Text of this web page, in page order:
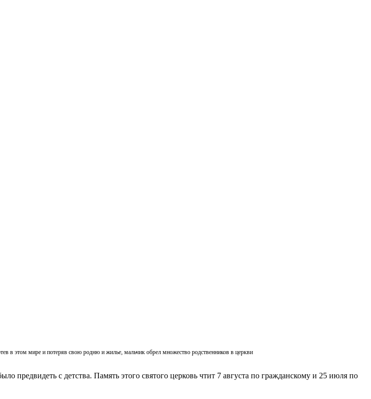
в этом мире и потеряв свою родню и жилье, мальчик обрел множество родственников в церкви
предвидеть с детства. Память этого святого церковь чтит 7 августа по гражданскому и 25 июля по